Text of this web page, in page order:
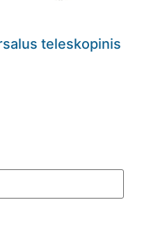
teleskopinis